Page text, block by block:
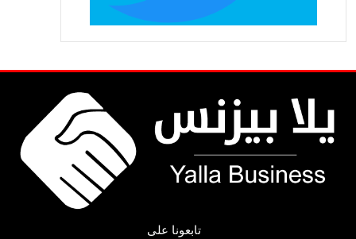
تابعونا على